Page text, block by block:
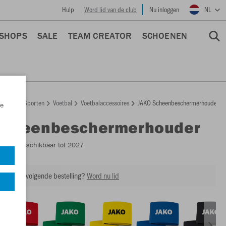
Hulp Word lid van de club Nu inloggen NL
SALE TEAM CREATOR SCHOENEN
Sporten Voetbal Voetbalaccessoires JAKO Scheenbeschermerhouder
Scheenbeschermerhouder
- Beschikbaar tot 2027
op je volgende bestelling?Word nu lid